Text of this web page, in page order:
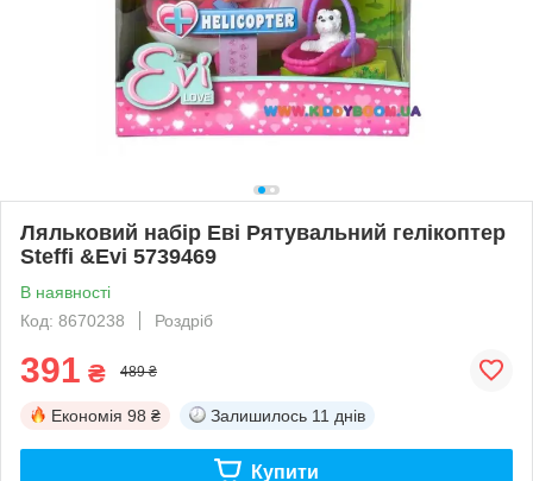
Ляльковий набір Еві Рятувальний гелікоптер
Steffi &Evi 5739469
В наявності
Код: 8670238
Роздріб
391 ₴ 489 ₴
Економія 98 ₴ Залишилось 11 днів
Купити